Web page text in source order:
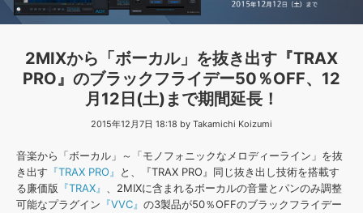
ソフトウェア／ツール »
効果音 »
ニュースレター »
製品サポート情報 »
DTMガイド »
FAQ »
お問い合わせ »
音楽カード
楽曲配信流通サービス
無償のサウンド 管理ソフト
シネマティック音源特集
EZdrummer2
KOTO NATION
ソフト音源 プラグイン・エフェクト サンプルパック
ソフトウェア／ツール DAW 効果音
2MIXから「ボーカル」を抜き出す『TRAX
PRO』のブラックフライデー50％OFF、12
月12日(土)まで期間延長！
2015年12月7日 18:18 by Takamichi Koizumi
音楽から「ボーカル」～「モノフォニックなメロディーライン」を抜
き出す 『TRAX PRO』
と、『TRAX PRO』同じ抜き出し技術を搭載す
る廉価版 『TRAX』
、2MIXに含まれるボーカルの音量とパンのみ調整
可能なプラグイン 『VVC』 の3製品が50％OFFのブラックフライデー